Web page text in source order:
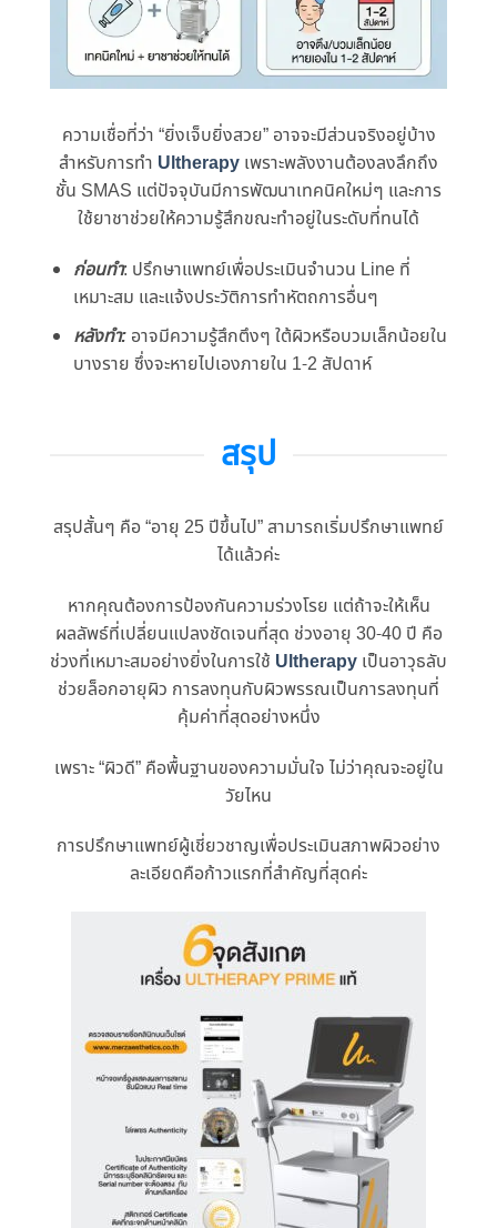
ความเชื่อที่ว่า “ยิ่งเจ็บยิ่งสวย” อาจจะมีส่วนจริงอยู่บ้าง
สําหรับการทํา Ultherapy เพราะพลังงานต้องลงลึกถึง
ชั้น SMAS แต่ปัจจุบันมีการพัฒนาเทคนิคใหม่ๆ และการ
ใช้ยาชาช่วยให้ความรู้สึกขณะทําอยู่ในระดับที่ทนได้
ก่อนทํา: ปรึกษาแพทย์เพื่อประเมินจํานวน Line ที่
เหมาะสม และแจ้งประวัติการทําหัตถการอื่นๆ
หลังทํา:อาจมีความรู้สึกตึงๆ ใต้ผิวหรือบวมเล็กน้อยใน
บางราย ซึ่งจะหายไปเองภายใน 1-2 สัปดาห์
สรุป
สรุปสั้นๆ คือ “อายุ 25 ปีขึ้นไป” สามารถเริ่มปรึกษาแพทย์
ได้แล้วค่ะ
หากคุณต้องการป้องกันความร่วงโรย แต่ถ้าจะให้เห็น
ผลลัพธ์ที่เปลี่ยนแปลงชัดเจนที่สุด ช่วงอายุ 30-40 ปี คือ
ช่วงที่เหมาะสมอย่างยิ่งในการใช้ Ultherapy เป็นอาวุธลับ
ช่วยล็อกอายุผิว การลงทุนกับผิวพรรณเป็นการลงทุนที่
คุ้มค่าที่สุดอย่างหนึ่ง
เพราะ “ผิวดี” คือพื้นฐานของความมั่นใจ ไม่ว่าคุณจะอยู่ใน
วัยไหน
การปรึกษาแพทย์ผู้เชี่ยวชาญเพื่อประเมินสภาพผิวอย่าง
ละเอียดคือก้าวแรกที่สําคัญที่สุดค่ะ